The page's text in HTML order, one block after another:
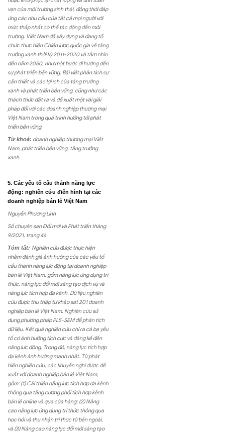
vẹn của môi trường sinh thái, đồng thời đáp
ứng các nhu cầu của tất cả mọi người với
mức thấp nhất có thể tác động đến môi
trường. Việt Nam đã xây dựng và đang tổ
chức thực hiện Chiến lược quốc gia về tăng
trưởng xanh thời kỳ 2011-2020 và tầm nhìn
đến năm 2050, như một bước đi hướng đến
sự phát triển bền vững. Bài viết phân tích sự
cần thiết và các lợi ích của tăng trưởng
xanh và phát triển bền vững, cũng như các
thách thức đặt ra và đề xuất một vài giải
pháp đối với các doanh nghiệp thương mại
Việt Nam trong quá trình hướng tới phát
triển bền vững.
Từ khoá: doanh nghiệp thương mại Việt
Nam, phát triển bền vững, tăng trưởng
xanh.
5. Các yếu tố cấu thành năng lực
động: nghiên cứu điển hình tại các
doanh nghiệp bán lẻ Việt Nam
Nguyễn Phương Linh
Số chuyên san Đổi mới và Phát triển tháng
9/2021, trang 46.
Tóm tắt: Nghiên cứu được thực hiện
nhằm đánh giá ảnh hưởng của các yếu tố
cấu thành năng lực động tại doanh nghiệp
bán lẻ Việt Nam, gồm năng lực ứng dụng tri
thức, năng lực đổi mới sáng tạo dịch vụ và
năng lực tích hợp đa kênh. Dữ liệu nghiên
cứu được thu thập từ khảo sát 201 doanh
nghiệp bán lẻ Việt Nam. Nghiên cứu sử
dụng phương pháp PLS-SEM để phân tích
dữ liệu. Kết quả nghiên cứu chỉ ra cả ba yếu
tố có ảnh hưởng tích cực và đáng kể đến
năng lực động. Trong đó, năng lực tích hợp
đa kênh ảnh hưởng mạnh nhất. Từ phát
hiện nghiên cứu, các khuyến nghị được đề
xuất với doanh nghiệp bán lẻ Việt Nam,
gồm: (1) Cải thiện năng lực tích hợp đa kênh
thông qua tăng cường phối tích hợp kênh
bán lẻ online và qua cửa hàng; (2) Nâng
cao năng lực ứng dụng tri thức thông qua
học hỏi và thu nhận tri thức từ bên ngoài,
và (3) Nâng cao năng lực đổi mới sáng tạo